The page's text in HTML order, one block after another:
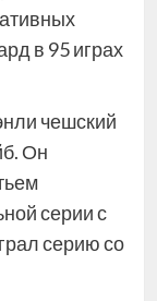
в 95 играх
чешский
Он
серии с
серию со